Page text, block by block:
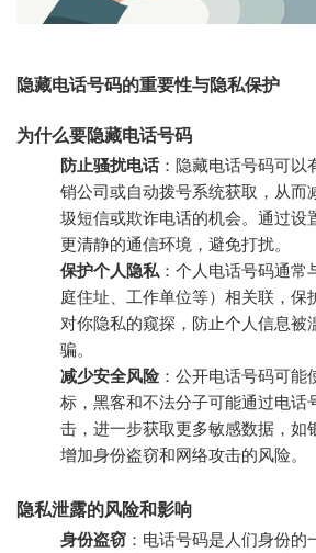
隐藏电话号码的重要性与隐私保护
为什么要隐藏电话号码
防止骚扰电话：隐藏电话号码可以
销公司或自动拨号系统获取，从而
圾短信或欺诈电话的机会。通过设
更清静的通信环境，避免打扰。
保护个人隐私 ：个人电话号码通
庭住址、工作单位等）相关联，保
对你隐私的窥探，防止个人信息被
骗。
减少安全风险：公开电话号码可能
标，黑客和不法分子可能通过电话
击，进一步获取更多敏感数据，如
增加身份盗窃和网络攻击的风险。
隐私泄露的风险和影响
身份盗窃 ：电话号码是人们身份